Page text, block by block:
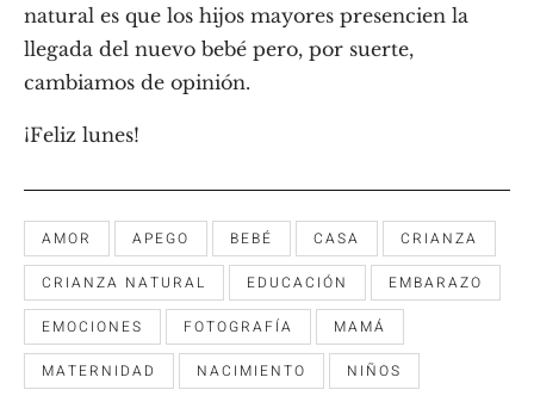
natural es que los hijos mayores presencien la
llegada del nuevo bebé pero, por suerte,
cambiamos de opinión.
¡Feliz lunes!
AMOR APEGO BEBÉ CASA CRIANZA
CRIANZA NATURAL EDUCACIÓN EMBARAZO
EMOCIONES FOTOGRAFÍA MAMÁ
MATERNIDAD NACIMIENTO NIÑOS